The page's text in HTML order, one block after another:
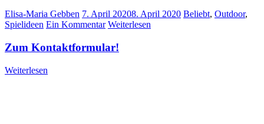
Elisa-Maria Gebben 7. April 20208. April 2020 Beliebt, Outdoor,
Spielideen Ein Kommentar Weiterlesen
Zum Kontaktformular!
Weiterlesen